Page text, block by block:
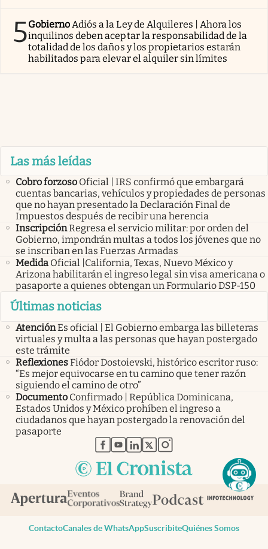
5Gobierno Adiós a la Ley de Alquileres | Ahora los
inquilinos deben aceptar la responsabilidad de la
totalidad de los daños y los propietarios estarán
habilitados para elevar el alquiler sin límites
Las más leídas
Cobro forzoso Oficial | IRS confirmó que embargará
cuentas bancarias, vehículos y propiedades de personas
que no hayan presentado la Declaración Final de
Impuestos después de recibir una herencia
InscripciónRegresa el servicio militar: por orden del
Gobierno, impondrán multas a todos los jóvenes que no
se inscriban en las Fuerzas Armadas
Medida Oficial |California, Texas, Nuevo México y
Arizona habilitarán el ingreso legal sin visa americana o
pasaporte a quienes obtengan un Formulario DSP-150
Últimas noticias
AtenciónEs oficial | El Gobierno embarga las billeteras
virtuales y multa a las personas que hayan postergado
este trámite
ReflexionesFiódor Dostoievski, histórico escritor ruso:
“Es mejor equivocarse en tu camino que tener razón
siguiendo el camino de otro”
Documento Confirmado | República Dominicana,
Estados Unidos y México prohíben el ingreso a
ciudadanos que hayan postergado la renovación del
pasaporte
abre en nueva pestaña
abre en nueva pestaña
abre en nueva pestaña
abre en nueva pestaña
abre en nueva pestaña
ContactoCanales de WhatsAppSuscribiteQuiénes Somos